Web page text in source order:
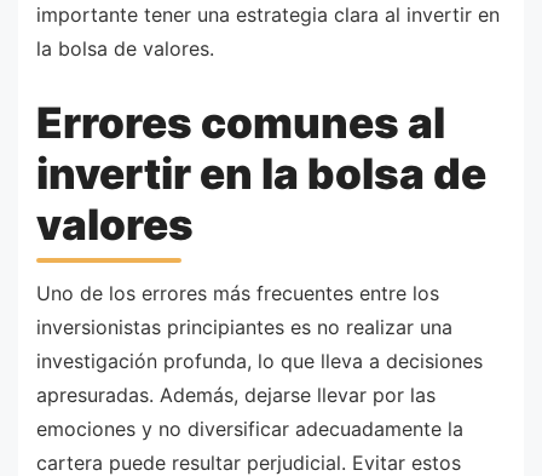
importante tener una estrategia clara al invertir en
la bolsa de valores.
Errores comunes al
invertir en la bolsa de
valores
Uno de los errores más frecuentes entre los
inversionistas principiantes es no realizar una
investigación profunda, lo que lleva a decisiones
apresuradas. Además, dejarse llevar por las
emociones y no diversificar adecuadamente la
cartera puede resultar perjudicial. Evitar estos